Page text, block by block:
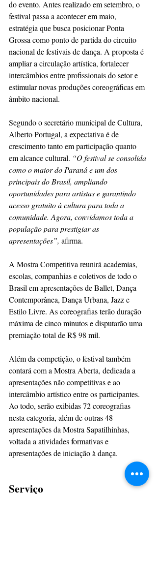
do evento. Antes realizado em setembro, o
festival passa a acontecer em maio,
estratégia que busca posicionar Ponta
Grossa como ponto de partida do circuito
nacional de festivais de dança. A proposta é
ampliar a circulação artística, fortalecer
intercâmbios entre profissionais do setor e
estimular novas produções coreográficas em
âmbito nacional.
Segundo o secretário municipal de Cultura,
Alberto Portugal, a expectativa é de
crescimento tanto em participação quanto
em alcance cultural. “O festival se consolida
como o maior do Paraná e um dos
principais do Brasil, ampliando
oportunidades para artistas e garantindo
acesso gratuito à cultura para toda a
comunidade. Agora, convidamos toda a
população para prestigiar as
apresentações”, afirma.
A Mostra Competitiva reunirá academias,
escolas, companhias e coletivos de todo o
Brasil em apresentações de Ballet, Dança
Contemporânea, Dança Urbana, Jazz e
Estilo Livre. As coreografias terão duração
máxima de cinco minutos e disputarão uma
premiação total de R$ 98 mil.
Além da competição, o festival também
contará com a Mostra Aberta, dedicada a
apresentações não competitivas e ao
intercâmbio artístico entre os participantes.
Ao todo, serão exibidas 72 coreografias
nesta categoria, além de outras 48
apresentações da Mostra Sapatilhinhas,
voltada a atividades formativas e
apresentações de iniciação à dança.
Serviço